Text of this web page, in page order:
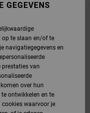
ZIJN
OF ONTDEK ONZE
GEGEVENS
te slaan en/of te
navigatiegegevens en
prestaties van
over hun
ontwikkelen en te
cookies waarvoor je